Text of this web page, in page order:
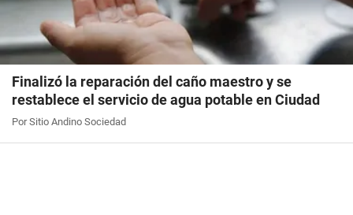
Finalizó la reparación del caño maestro y se
restablece el servicio de agua potable en Ciudad
Por Sitio Andino Sociedad